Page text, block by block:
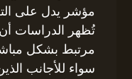
مؤشر يدل على
تُظهر الدراسات
مرتبط بشكل
سواء للأجانب